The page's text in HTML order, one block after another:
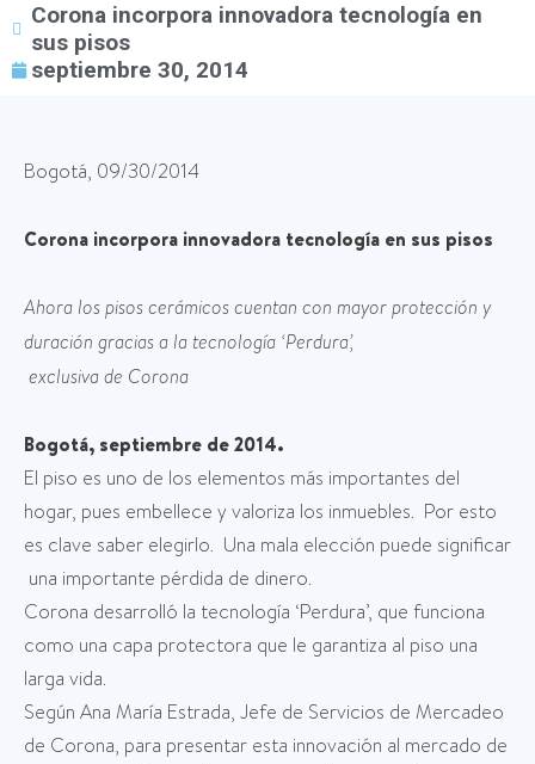
Corona incorpora innovadora tecnología en
sus pisos
septiembre 30, 2014
Bogotá, 09/30/2014
Corona incorpora innovadora tecnología en sus pisos
Ahora los pisos cerámicos cuentan con mayor protección y
duración gracias a la tecnología ‘Perdura’,
exclusiva de Corona
Bogotá, septiembre de 2014.
El piso es uno de los elementos más importantes del
hogar, pues embellece y valoriza los inmuebles. Por esto
es clave saber elegirlo. Una mala elección puede significar
una importante pérdida de dinero.
Corona desarrolló la tecnología ‘Perdura’, que funciona
como una capa protectora que le garantiza al piso una
larga vida.
Según Ana María Estrada, Jefe de Servicios de Mercadeo
de Corona, para presentar esta innovación al mercado de